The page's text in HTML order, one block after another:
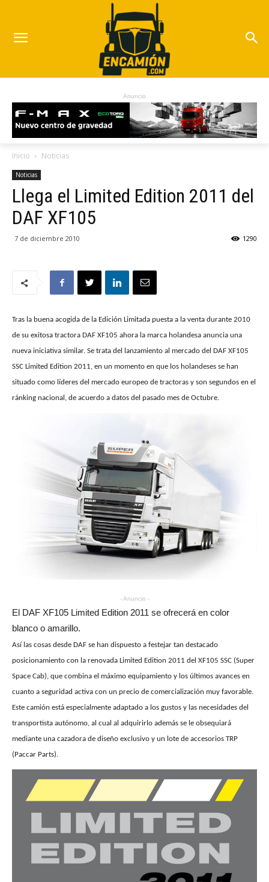
Anuncio
Inicio Noticias
Noticias
Llega el Limited Edition 2011 del
DAF XF105
7 de diciembre 2010 1290
Tras la buena acogida de la Edición Limitada puesta a la venta durante 2010
de su exitosa tractora DAF XF105 ahora la marca holandesa anuncia una
nueva iniciativa similar. Se trata del lanzamiento al mercado del DAF XF105
SSC Limited Edition 2011, en un momento en que los holandeses se han
situado como líderes del mercado europeo de tractoras y son segundos en el
ránking nacional, de acuerdo a datos del pasado mes de Octubre.
- Anuncio -
El DAF XF105 Limited Edition 2011 se ofrecerá en color
blanco o amarillo.
Así las cosas desde DAF se han dispuesto a festejar tan destacado
posicionamiento con la renovada Limited Edition 2011 del XF105 SSC (Super
Space Cab), que combina el máximo equipamiento y los últimos avances en
cuanto a seguridad activa con un precio de comercialización muy favorable.
Este camión está especialmente adaptado a los gustos y las necesidades del
transportista autónomo, al cual al adquirirlo además se le obsequiará
mediante una cazadora de diseño exclusivo y un lote de accesorios TRP
(Paccar Parts).